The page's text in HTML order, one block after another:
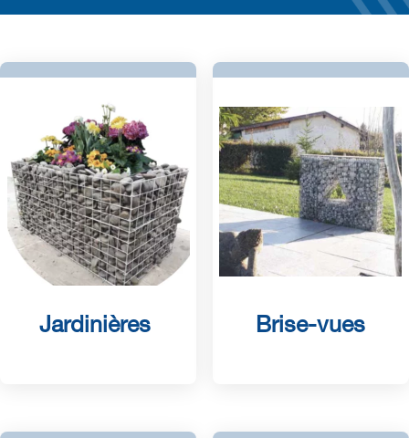
Jardinières Brise-vues